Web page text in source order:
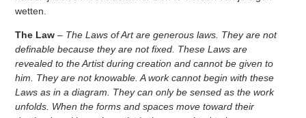
wetten.
The Law – The Laws of Art are generous laws. They are not
definable because they are not fixed. These Laws are
revealed to the Artist during creation and cannot be given to
him. They are not knowable. A work cannot begin with these
Laws as in a diagram. They can only be sensed as the work
unfolds. When the forms and spaces move toward their